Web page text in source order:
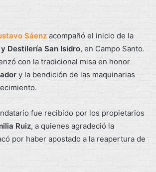
Sáenz acompañó el inicio de la
Destilería San Isidro, en Campo Santo.
con la tradicional misa en honor
y la bendición de las maquinarias
fue recibido por los propietarios
Ruiz, a quienes agradeció la
por haber apostado a la reapertura de